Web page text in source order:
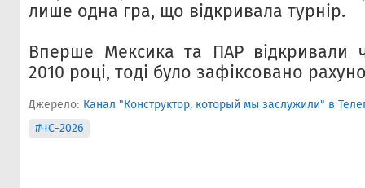
лише одна гра, що відкривала турнір.
Вперше Мексика та ПАР відкривали
2010 році, тоді було зафіксовано
Джерело: Канал "Конструктор, который мы заслужили" в
#ЧС-2026